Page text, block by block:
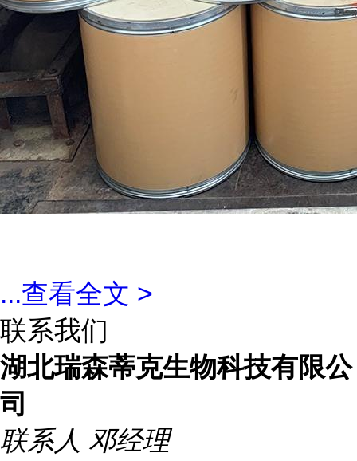
...查看全文 >
联系我们
湖北瑞森蒂克生物科技有限公
司
联系人 邓经理